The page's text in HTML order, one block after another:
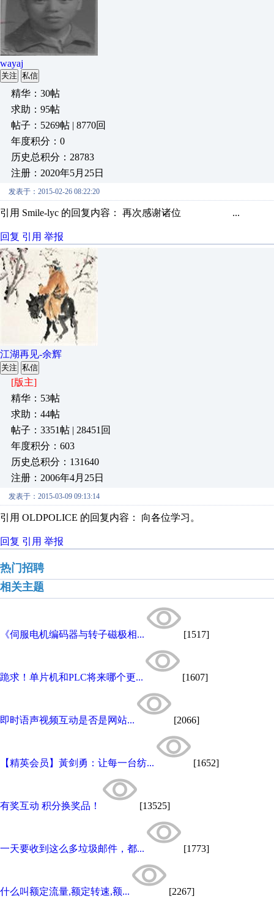
wayaj
关注 私信
精华：30帖
求助：95帖
帖子：5269帖 | 8770回
年度积分：0
历史总积分：28783
注册：2020年5月25日
发表于：2015-02-26 08:22:20
引用 Smile-lyc 的回复内容： 再次感谢诸位 ...
回复 引用 举报
江湖再见-余辉
关注 私信
[版主]
精华：53帖
求助：44帖
帖子：3351帖 | 28451回
年度积分：603
历史总积分：131640
注册：2006年4月25日
发表于：2015-03-09 09:13:14
引用 OLDPOLICE 的回复内容： 向各位学习。
回复 引用 举报
热门招聘
相关主题
《伺服电机编码器与转子磁极相... [1517]
跪求！单片机和PLC将来哪个更... [1607]
即时语声视频互动是否是网站... [2066]
【精英会员】黃剑勇：让每一台纺... [1652]
有奖互动 积分换奖品！ [13525]
一天要收到这么多垃圾邮件，都... [1773]
什么叫额定流量,额定转速,额... [2267]